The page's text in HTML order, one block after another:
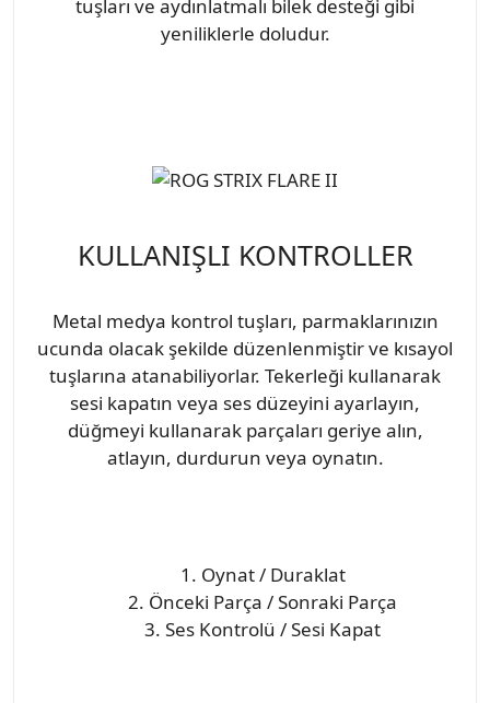
tuşları ve aydınlatmalı bilek desteği gibi
yeniliklerle doludur.
KULLANIŞLI KONTROLLER
Metal medya kontrol tuşları, parmaklarınızın
ucunda olacak şekilde düzenlenmiştir ve kısayol
tuşlarına atanabiliyorlar. Tekerleği kullanarak
sesi kapatın veya ses düzeyini ayarlayın,
düğmeyi kullanarak parçaları geriye alın,
atlayın, durdurun veya oynatın.
1. Oynat / Duraklat
2. Önceki Parça / Sonraki Parça
3. Ses Kontrolü / Sesi Kapat